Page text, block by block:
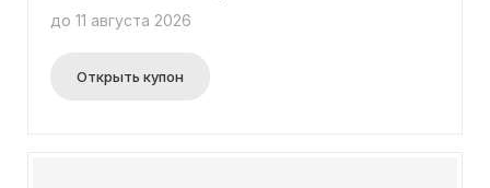
вводить промокод.
до 11 августа 2026
Открыть купон